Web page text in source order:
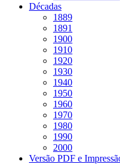
Décadas
1889
1891
1900
1910
1920
1930
1940
1950
1960
1970
1980
1990
2000
Versão PDF e